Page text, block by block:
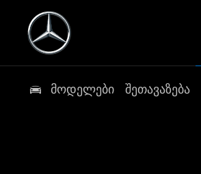
მოდელები შეთავაზება